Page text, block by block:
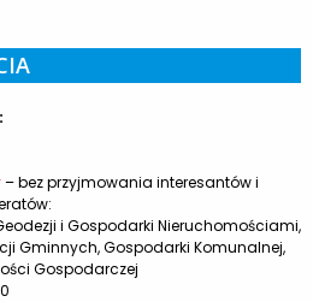
– bez przyjmowania interesantów i
i Gospodarki Nieruchomościami,
Gminnych, Gospodarki Komunalnej,
Gospodarczej